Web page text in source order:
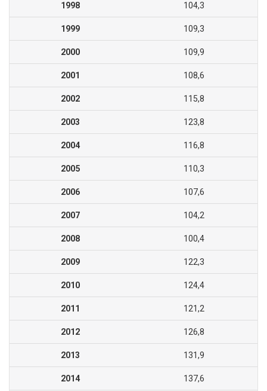
1998 104,3
1999 109,3
2000 109,9
2001 108,6
2002 115,8
2003 123,8
2004 116,8
2005 110,3
2006 107,6
2007 104,2
2008 100,4
2009 122,3
2010 124,4
2011 121,2
2012 126,8
2013 131,9
2014 137,6